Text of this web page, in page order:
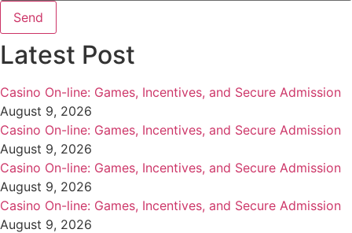
Send
Latest Post
Casino On-line: Games, Incentives, and Secure Admission
August 9, 2026
Casino On-line: Games, Incentives, and Secure Admission
August 9, 2026
Casino On-line: Games, Incentives, and Secure Admission
August 9, 2026
Casino On-line: Games, Incentives, and Secure Admission
August 9, 2026